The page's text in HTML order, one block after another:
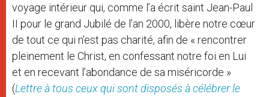
voyage intérieur qui, comme l’a écrit saint Jean-Paul
II pour le grand Jubilé de l’an 2000, libère notre cœur
de tout ce qui n’est pas charité, afin de « rencontrer
pleinement le Christ, en confessant notre foi en Lui
et en recevant l’abondance de sa miséricorde »
(Lettre à tous ceux qui sont disposés à célébrer le